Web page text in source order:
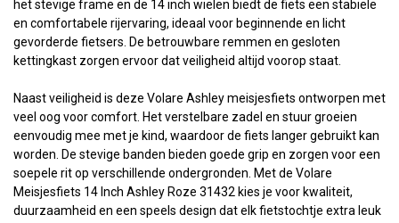
het stevige frame en de 14 inch wielen biedt de fiets een stabiele
en comfortabele rijervaring, ideaal voor beginnende en licht
gevorderde fietsers. De betrouwbare remmen en gesloten
kettingkast zorgen ervoor dat veiligheid altijd voorop staat.
Naast veiligheid is deze Volare Ashley meisjesfiets ontworpen met
veel oog voor comfort. Het verstelbare zadel en stuur groeien
eenvoudig mee met je kind, waardoor de fiets langer gebruikt kan
worden. De stevige banden bieden goede grip en zorgen voor een
soepele rit op verschillende ondergronden. Met de Volare
Meisjesfiets 14 Inch Ashley Roze 31432 kies je voor kwaliteit,
duurzaamheid en een speels design dat elk fietstochtje extra leuk